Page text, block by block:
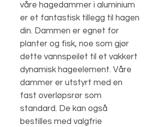
våre hagedammer i aluminium
er et fantastisk tillegg til hagen
din. Dammen er egnet for
planter og fisk, noe som gjør
dette vannspeilet til et vakkert
dynamisk hageelement. Våre
dammer er utstyrt med en
fast overløpsrør som
standard. De kan også
bestilles med valgfrie